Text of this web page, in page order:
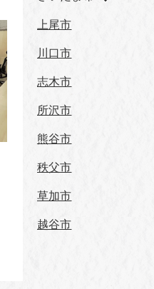
上尾市
川口市
志木市
所沢市
熊谷市
秩父市
草加市
越谷市